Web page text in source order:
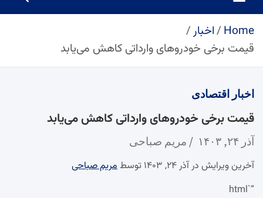
Home
اخبار
قیمت برخی خودرو‌های وارداتی کاهش می‌یابد
اخبار اقتصادی
قیمت برخی خودرو‌های وارداتی کاهش می‌یابد
آذر ۲۴, ۱۴۰۳ مریم صباحی
آخرین ویرایش در آذر ۲۴, ۱۴۰۳ توسط
مریم صباحی
“`html